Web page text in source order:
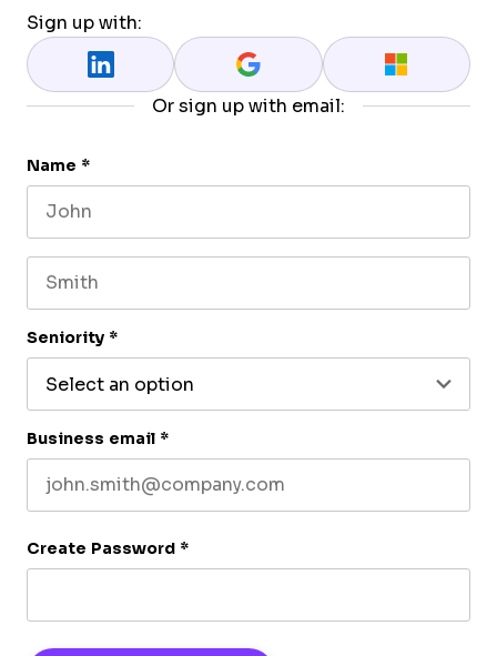
Sign up with:
Or sign up with email:
Name *
Seniority *
Business email *
Create Password *